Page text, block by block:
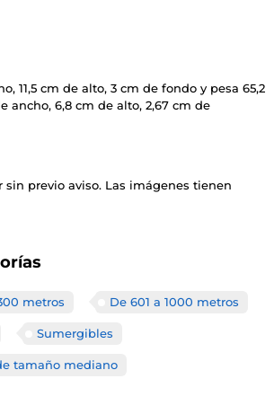
11,5 cm de alto, 3 cm de fondo y pesa 65,2
ancho, 6,8 cm de alto, 2,67 cm de
previo aviso. Las imágenes tienen
metros De 601 a 1000 metros
Sumergibles
tamaño mediano